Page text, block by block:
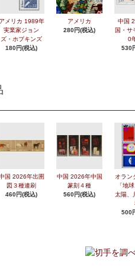
アメリカ 1989年
実業家ジョン
ズ・ホプキンズ
180円(税込)
アメリカ
280円(税込)
中国
国・サ
0
530
国 2026年出圉
図３種連刷
460円(税込)
中国 2026年中国
篆刻４種
560円(税込)
オラン
「地
太陽、
500